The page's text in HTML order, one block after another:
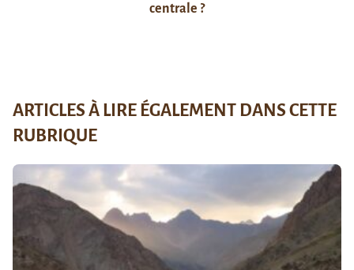
centrale ?
ARTICLES À LIRE ÉGALEMENT DANS CETTE
RUBRIQUE